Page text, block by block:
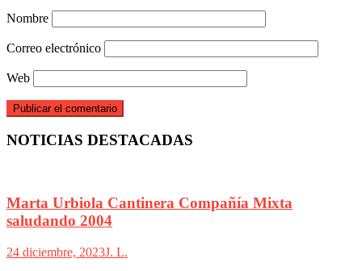
Nombre
Correo electrónico
Web
NOTICIAS DESTACADAS
Marta Urbiola Cantinera Compañía Mixta
saludando 2004
24 diciembre, 2023J. L.